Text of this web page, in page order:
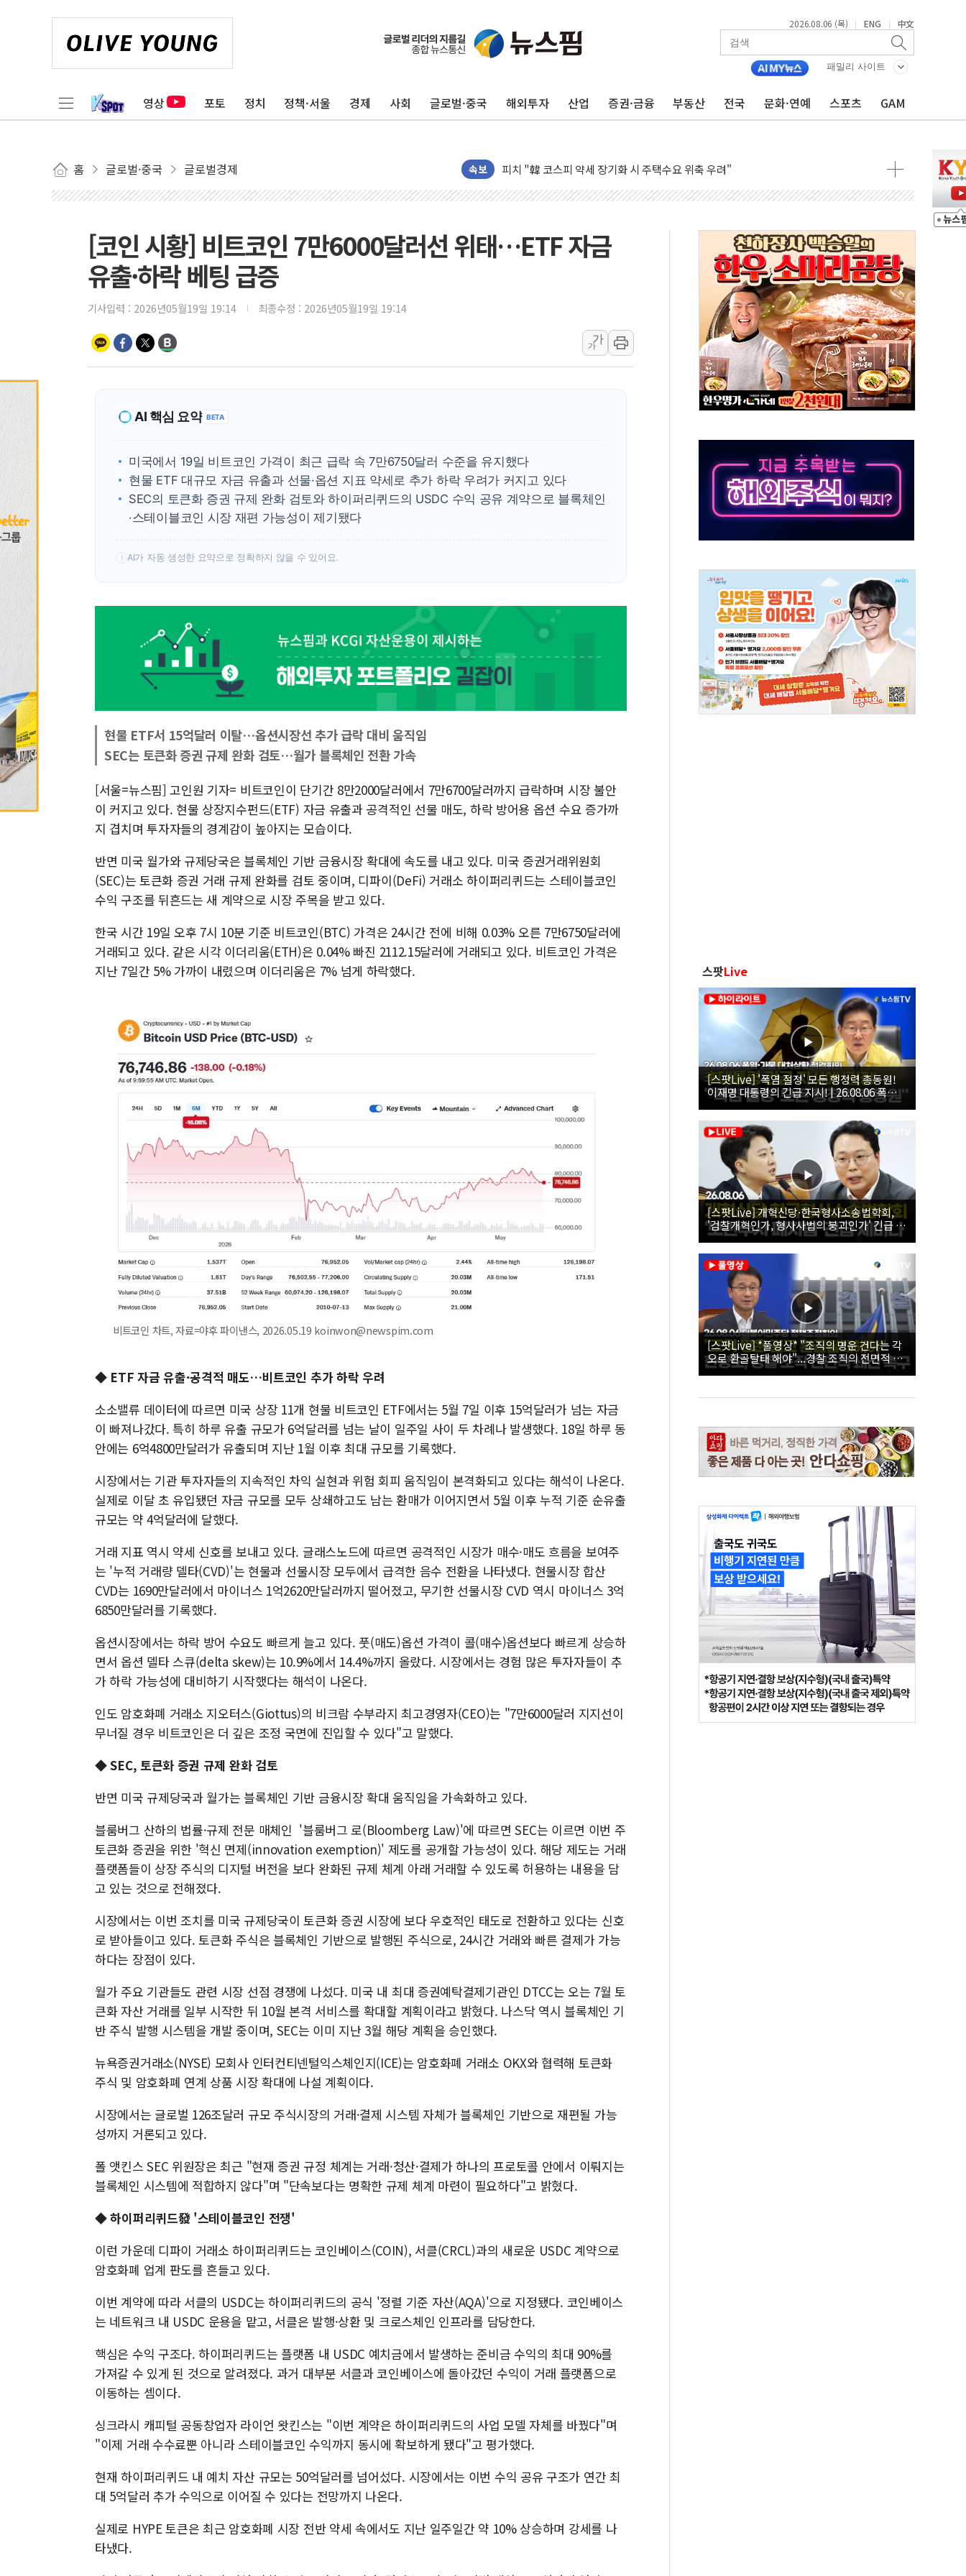
2026.08.06 (목) | ENG | 中文
패밀리 사이트
영상 포토 정치 정책·서울 경제 사회 글로벌·중국 해외투자 산업 증권·금융 부동산 전국 문화·연예 스포츠 GAM
홈 글로벌·중국 글로벌경제 속보
무역선부터 요트까지...관세청, 해상 마약밀수 '3중 차단'
서연컴퍼니, 시드 투자 유치…일본·동남아 사업 확대
법원, 한미 임주현 지분 100억 가압류 결정…4자 연합 균열 조짐
엔씨, '게임스컴 2026'서 글로벌 신작 라인업 공개
[AI 카드뉴스] 어린이집·유치원 비상! 수족구병이 다시 유행합니다.
운수업·기업활동 '원스톱'으로...데이터처, 기업 3만1000곳 경제통계조사
[르포] 폭염 속 '자폭 드론' 첫 실사격…미 해병대, 한반도 지형서 FPV 공격훈련 공개
공정위 "국고채 PD 15곳, 관행 아닌 담합…76조2000억 입찰 영향"
중소기업 기술자료 중국 계열사에 넘긴 세라젬…공정위 과징금 4억3200만원
정부, 한화오션·에코프로비엠 등 '슈퍼을' 5곳 선정...소부장 핵심기업 추가 육성
국표원, 해외직구 물놀이기구·유아용품 등 94개 제품 안전기준 '부적합'
쉐이크쉑, 남양주 현대아울렛에 '다산점' 열어
정부혁신 우수사례 세계에 알린다…식약처 AI 심사·소방청 119안심콜 영문 영상 제작
'달라진 임신·출산·육아 지원 한눈에'…인사처, 공무원 인사제도 안내서 발간
정청래 "2차 TV토론으로 게임 끝…김민석, 신천지 허위신고에 배신 사과 안 해"
윤상현, 사관학교 통합 비판…"국방개혁은 정치적 감정 따라 추진해선 안 돼"
[코인 시황] 비트코인 7만6000달러선 위태…ETF 자금
유출·하락 베팅 급증
기사입력 : 2026년05월19일 19:14 최종수정 : 2026년05월19일 19:14
가
가
AI 핵심 요약 BETA
미국에서 19일 비트코인 가격이 최근 급락 속 7만6750달러 수준을 유지했다
현물 ETF 대규모 자금 유출과 선물·옵션 지표 약세로 추가 하락 우려가 커지고 있다
SEC의 토큰화 증권 규제 완화 검토와 하이퍼리퀴드의 USDC 수익 공유 계약으로 블록체인
·스테이블코인 시장 재편 가능성이 제기됐다
! AI가 자동 생성한 요약으로 정확하지 않을 수 있어요.
현물 ETF서 15억달러 이탈…옵션시장선 추가 급락 대비 움직임
SEC는 토큰화 증권 규제 완화 검토…월가 블록체인 전환 가속
[서울=뉴스핌] 고인원 기자= 비트코인이 단기간 8만2000달러에서 7만6700달러까지 급락하며 시장 불안
이 커지고 있다. 현물 상장지수펀드(ETF) 자금 유출과 공격적인 선물 매도, 하락 방어용 옵션 수요 증가까
지 겹치며 투자자들의 경계감이 높아지는 모습이다.
반면 미국 월가와 규제당국은 블록체인 기반 금융시장 확대에 속도를 내고 있다. 미국 증권거래위원회
(SEC)는 토큰화 증권 거래 규제 완화를 검토 중이며, 디파이(DeFi) 거래소 하이퍼리퀴드는 스테이블코인
수익 구조를 뒤흔드는 새 계약으로 시장 주목을 받고 있다.
한국 시간 19일 오후 7시 10분 기준 비트코인(BTC) 가격은 24시간 전에 비해 0.03% 오른 7만6750달러에
거래되고 있다. 같은 시각 이더리움(ETH)은 0.04% 빠진 2112.15달러에 거래되고 있다. 비트코인 가격은
지난 7일간 5% 가까이 내렸으며 이더리움은 7% 넘게 하락했다.
비트코인 차트, 자료=야후 파이낸스, 2026.05.19 koinwon@newspim.com
◆ ETF 자금 유출·공격적 매도…비트코인 추가 하락 우려
소소밸류 데이터에 따르면 미국 상장 11개 현물 비트코인 ETF에서는 5월 7일 이후 15억달러가 넘는 자금
이 빠져나갔다. 특히 하루 유출 규모가 6억달러를 넘는 날이 일주일 사이 두 차례나 발생했다. 18일 하루 동
안에는 6억4800만달러가 유출되며 지난 1월 이후 최대 규모를 기록했다.
시장에서는 기관 투자자들의 지속적인 차익 실현과 위험 회피 움직임이 본격화되고 있다는 해석이 나온다.
실제로 이달 초 유입됐던 자금 규모를 모두 상쇄하고도 남는 환매가 이어지면서 5월 이후 누적 기준 순유출
규모는 약 4억달러에 달했다.
거래 지표 역시 약세 신호를 보내고 있다. 글래스노드에 따르면 공격적인 시장가 매수·매도 흐름을 보여주
는 '누적 거래량 델타(CVD)'는 현물과 선물시장 모두에서 급격한 음수 전환을 나타냈다. 현물시장 합산
CVD는 1690만달러에서 마이너스 1억2620만달러까지 떨어졌고, 무기한 선물시장 CVD 역시 마이너스 3억
6850만달러를 기록했다.
옵션시장에서는 하락 방어 수요도 빠르게 늘고 있다. 풋(매도)옵션 가격이 콜(매수)옵션보다 빠르게 상승하
면서 옵션 델타 스큐(delta skew)는 10.9%에서 14.4%까지 올랐다. 시장에서는 경험 많은 투자자들이 추
가 하락 가능성에 대비하기 시작했다는 해석이 나온다.
인도 암호화폐 거래소 지오터스(Giottus)의 비크람 수부라지 최고경영자(CEO)는 "7만6000달러 지지선이
무너질 경우 비트코인은 더 깊은 조정 국면에 진입할 수 있다"고 말했다.
◆ SEC, 토큰화 증권 규제 완화 검토
반면 미국 규제당국과 월가는 블록체인 기반 금융시장 확대 움직임을 가속화하고 있다.
블룸버그 산하의 법률·규제 전문 매체인 '블룸버그 로(Bloomberg Law)'에 따르면 SEC는 이르면 이번 주
토큰화 증권을 위한 '혁신 면제(innovation exemption)' 제도를 공개할 가능성이 있다. 해당 제도는 거래
플랫폼들이 상장 주식의 디지털 버전을 보다 완화된 규제 체계 아래 거래할 수 있도록 허용하는 내용을 담
고 있는 것으로 전해졌다.
시장에서는 이번 조치를 미국 규제당국이 토큰화 증권 시장에 보다 우호적인 태도로 전환하고 있다는 신호
로 받아들이고 있다. 토큰화 주식은 블록체인 기반으로 발행된 주식으로, 24시간 거래와 빠른 결제가 가능
하다는 장점이 있다.
월가 주요 기관들도 관련 시장 선점 경쟁에 나섰다. 미국 내 최대 증권예탁결제기관인 DTCC는 오는 7월 토
큰화 자산 거래를 일부 시작한 뒤 10월 본격 서비스를 확대할 계획이라고 밝혔다. 나스닥 역시 블록체인 기
반 주식 발행 시스템을 개발 중이며, SEC는 이미 지난 3월 해당 계획을 승인했다.
뉴욕증권거래소(NYSE) 모회사 인터컨티넨털익스체인지(ICE)는 암호화폐 거래소 OKX와 협력해 토큰화
주식 및 암호화폐 연계 상품 시장 확대에 나설 계획이다.
시장에서는 글로벌 126조달러 규모 주식시장의 거래·결제 시스템 자체가 블록체인 기반으로 재편될 가능
성까지 거론되고 있다.
폴 앳킨스 SEC 위원장은 최근 "현재 증권 규정 체계는 거래·청산·결제가 하나의 프로토콜 안에서 이뤄지는
블록체인 시스템에 적합하지 않다"며 "단속보다는 명확한 규제 체계 마련이 필요하다"고 밝혔다.
◆ 하이퍼리퀴드發 '스테이블코인 전쟁'
이런 가운데 디파이 거래소 하이퍼리퀴드는 코인베이스(COIN), 서클(CRCL)과의 새로운 USDC 계약으로
암호화폐 업계 판도를 흔들고 있다.
이번 계약에 따라 서클의 USDC는 하이퍼리퀴드의 공식 '정렬 기준 자산(AQA)'으로 지정됐다. 코인베이스
는 네트워크 내 USDC 운용을 맡고, 서클은 발행·상환 및 크로스체인 인프라를 담당한다.
핵심은 수익 구조다. 하이퍼리퀴드는 플랫폼 내 USDC 예치금에서 발생하는 준비금 수익의 최대 90%를
가져갈 수 있게 된 것으로 알려졌다. 과거 대부분 서클과 코인베이스에 돌아갔던 수익이 거래 플랫폼으로
이동하는 셈이다.
싱크라시 캐피털 공동창업자 라이언 왓킨스는 "이번 계약은 하이퍼리퀴드의 사업 모델 자체를 바꿨다"며
"이제 거래 수수료뿐 아니라 스테이블코인 수익까지 동시에 확보하게 됐다"고 평가했다.
현재 하이퍼리퀴드 내 예치 자산 규모는 50억달러를 넘어섰다. 시장에서는 이번 수익 공유 구조가 연간 최
대 5억달러 추가 수익으로 이어질 수 있다는 전망까지 나온다.
실제로 HYPE 토큰은 최근 암호화폐 시장 전반 약세 속에서도 지난 일주일간 약 10% 상승하며 강세를 나
타냈다.
스팟Live
[스팟Live] '폭염 절정' 모든 행정력 총동원!
이재명 대통령의 긴급 지시! | 26.08.06 폭염•
가뭄 대처상황 점검회의
[스팟Live] 개혁신당·한국형사소송법학회,
'검찰개혁인가, 형사사법의 붕괴인가' 긴급 세
미나｜26.08.06
[스팟Live] *풀영상* "조직의 명운 건다는 각
오로 환골탈태 해야"...경찰 조직의 전면적 쇄
신 촉구한 한병도 | 26.08.06 더불어민주당 정